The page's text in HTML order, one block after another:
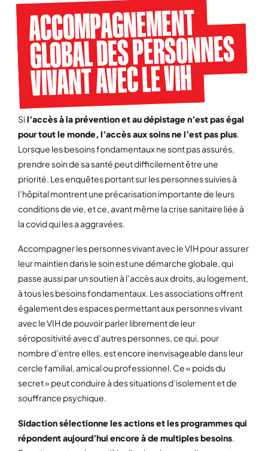
ACCOMPAGNEMENT
GLOBAL DES PERSONNES
VIVANT AVEC LE VIH
Sil’accès à la prévention et au dépistage n’est pas égal
pour tout le monde, l’accès aux soins ne l’est pas plus.
Lorsque les besoins fondamentaux ne sont pas assurés,
prendre soin de sa santé peut difficilement être une
priorité. Les enquêtes portant sur les personnes suivies à
l’hôpital montrent une précarisation importante de leurs
conditions de vie, et ce, avant même la crise sanitaire liée à
la covid qui les a aggravées.
Accompagner les personnes vivant avec le VIH pour assurer
leur maintien dans le soin est une démarche globale, qui
passe aussi par un soutien à l’accès aux droits, au logement,
à tous les besoins fondamentaux. Les associations offrent
également des espaces permettant aux personnes vivant
avec le VIH de pouvoir parler librement de leur
séropositivité avec d’autres personnes, ce qui, pour
nombre d’entre elles, est encore inenvisageable dans leur
cercle familial, amical ou professionnel. Ce « poids du
secret » peut conduire à des situations d’isolement et de
souffrance psychique.
Sidaction sélectionne les actions et les programmes qui
répondent aujourd’hui encore à de multiples besoins.